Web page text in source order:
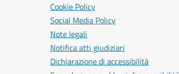
Cookie Policy
Social Media Policy
Note legali
Notifica atti giudiziari
Dichiarazione di accessibilità